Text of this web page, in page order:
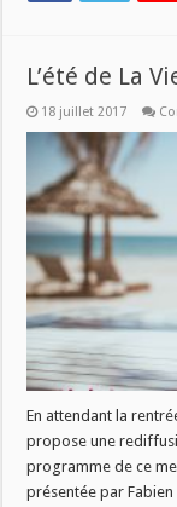
L’été de La
18 juillet 2017
En attendant la
propose une
programme de ce
présentée par Fabien